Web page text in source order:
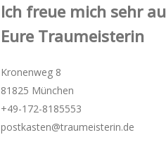
Ich freue mich sehr
Eure Traumeisterin
Kronenweg 8
81825 München
+49-172-­8185553
postkasten@traumeisterin.de